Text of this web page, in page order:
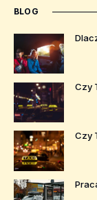
BLOG
Czy
Czy